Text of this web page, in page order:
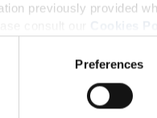
previously provided
Cookies
Preferences
product classification
provisions applicable
and Drug
diagnose, treat, cure
dello stress –
– gusto Frutti Rossi
e Vit B6